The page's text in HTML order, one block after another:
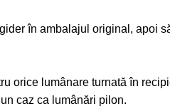
în ambalajul original, apoi
orice lumânare turnată în
caz ca lumânări pilon.